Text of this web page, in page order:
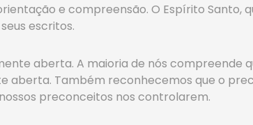
e compreensão. O Espírito Santo,
escritos.
aberta. A maioria de nós compreende
Também reconhecemos que o
preconceitos nos controlarem.